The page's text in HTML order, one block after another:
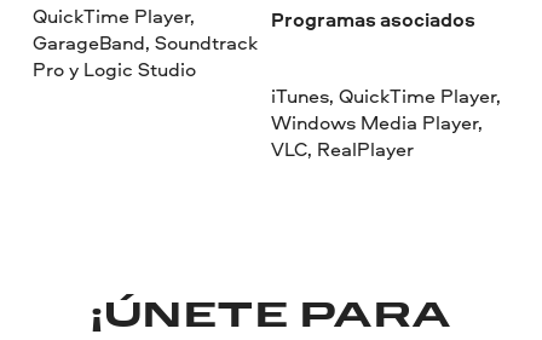
QuickTime Player,
GarageBand, Soundtrack
Pro y Logic Studio
Programas asociados
iTunes, QuickTime Player,
Windows Media Player,
VLC, RealPlayer
¡ÚNETE PARA